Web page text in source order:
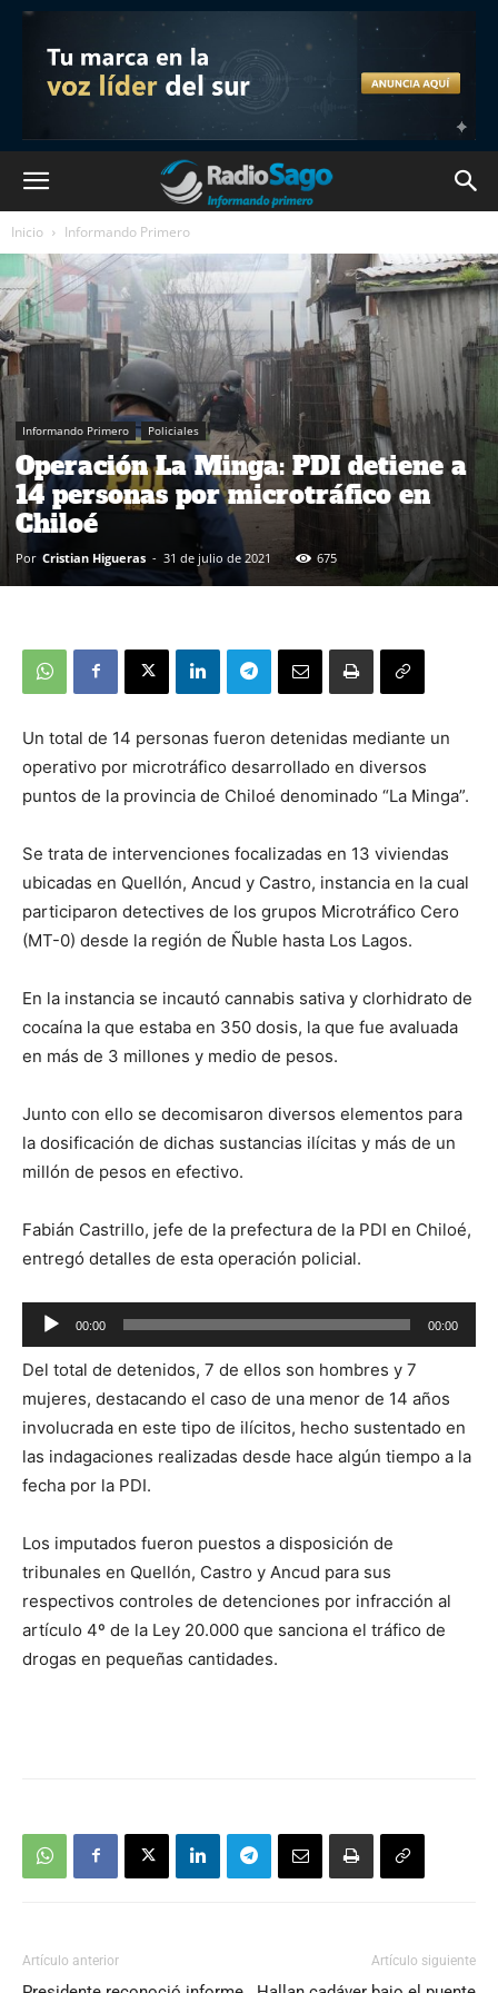
Inicio Informando Primero
Informando Primero Policiales
Operación La Minga: PDI detiene a
14 personas por microtráfico en
Chiloé
Por Cristian Higueras - 31 de julio de 2021 675
Un total de 14 personas fueron detenidas mediante un
operativo por microtráfico desarrollado en diversos
puntos de la provincia de Chiloé denominado “La Minga”.
Se trata de intervenciones focalizadas en 13 viviendas
ubicadas en Quellón, Ancud y Castro, instancia en la cual
participaron detectives de los grupos Microtráfico Cero
(MT-0) desde la región de Ñuble hasta Los Lagos.
En la instancia se incautó cannabis sativa y clorhidrato de
cocaína la que estaba en 350 dosis, la que fue avaluada
en más de 3 millones y medio de pesos.
Junto con ello se decomisaron diversos elementos para
la dosificación de dichas sustancias ilícitas y más de un
millón de pesos en efectivo.
Fabián Castrillo, jefe de la prefectura de la PDI en Chiloé,
entregó detalles de esta operación policial.
Reproductor
de
audio
00:00 00:00
Del total de detenidos, 7 de ellos son hombres y 7
mujeres, destacando el caso de una menor de 14 años
involucrada en este tipo de ilícitos, hecho sustentado en
las indagaciones realizadas desde hace algún tiempo a la
fecha por la PDI.
Los imputados fueron puestos a disposición de
tribunales en Quellón, Castro y Ancud para sus
respectivos controles de detenciones por infracción al
artículo 4º de la Ley 20.000 que sanciona el tráfico de
drogas en pequeñas cantidades.
Artículo anterior Artículo siguiente